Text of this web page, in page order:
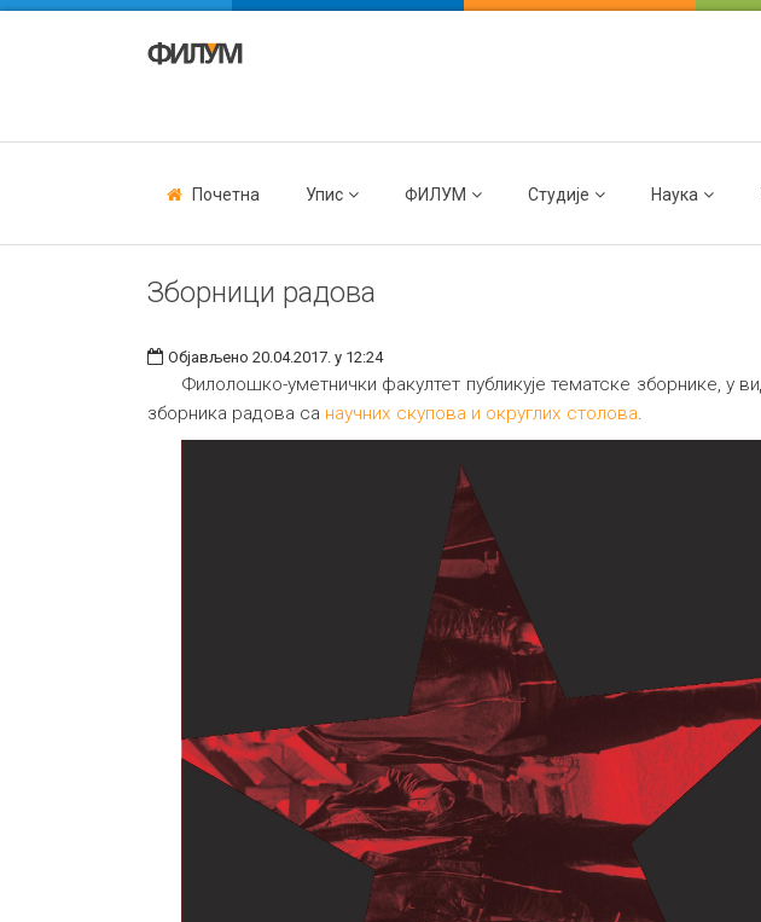
Почетна Упис ФИЛУМ Студије Наука
Зборници радова
Објављено 20.04.2017. у 12:24
Филолошко-уметнички факултет публикује тематске зборнике, у
зборника радова са научних скупова и округлих столова.